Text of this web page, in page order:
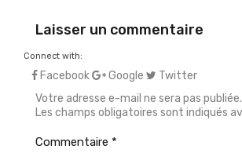
Laisser un commentaire
Connect with:
Facebook Google
Twitter
Votre adresse e-mail ne sera pas publiée.
Les champs obligatoires sont indiqués
Commentaire *